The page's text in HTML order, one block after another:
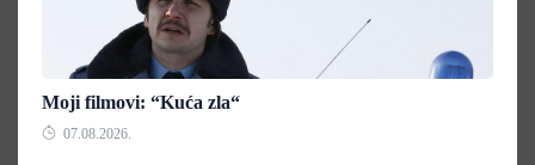
Moji filmovi: “Kuća zla“
07.08.2026.